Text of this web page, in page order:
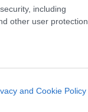
including
other user protection.
and Cookie Policy